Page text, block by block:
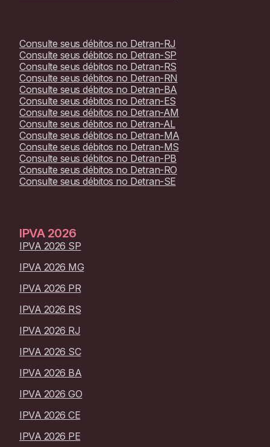
Consulte seus débitos no Detran-RJ
Consulte seus débitos no Detran-SP
Consulte seus débitos no Detran-RS
Consulte seus débitos no Detran-RN
Consulte seus débitos no Detran-BA
Consulte seus débitos no Detran-ES
Consulte seus débitos no Detran-AM
Consulte seus débitos no Detran-AL
Consulte seus débitos no Detran-MA
Consulte seus débitos no Detran-MS
Consulte seus débitos no Detran-PB
Consulte seus débitos no Detran-RO
Consulte seus débitos no Detran-SE
IPVA 2026
IPVA 2026 SP
IPVA 2026 MG
IPVA 2026 PR
IPVA 2026 RS
IPVA 2026 RJ
IPVA 2026 SC
IPVA 2026 BA
IPVA 2026 GO
IPVA 2026 CE
IPVA 2026 PE